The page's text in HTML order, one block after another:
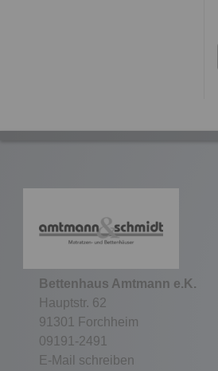
Bettenhaus Amtmann e.K.
Hauptstr. 62
91301 Forchheim
09191-2491
E-Mail schreiben